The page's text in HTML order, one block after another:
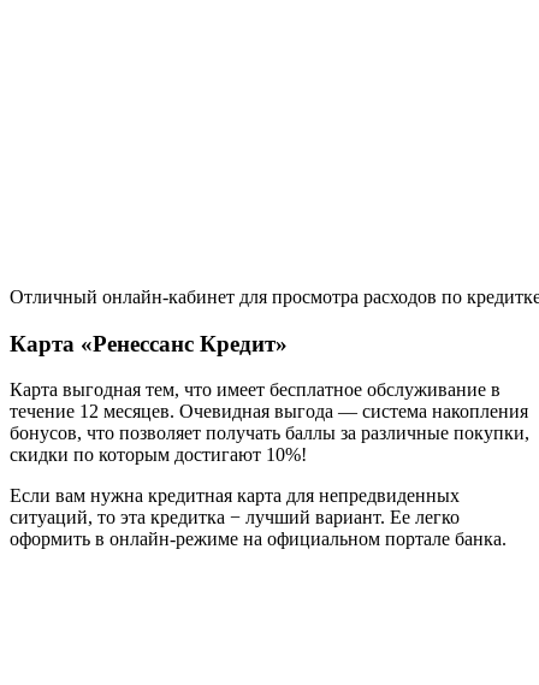
Отличный онлайн-кабинет для просмотра расходов по
Карта «Ренессанс Кредит»
Карта выгодная тем, что имеет бесплатное обслуживание в
течение 12 месяцев. Очевидная выгода — система накопления
бонусов, что позволяет получать баллы за различные покупки,
скидки по которым достигают 10%!
Если вам нужна кредитная карта для непредвиденных
ситуаций, то эта кредитка − лучший вариант. Ее легко
оформить в онлайн-режиме на официальном портале банка.